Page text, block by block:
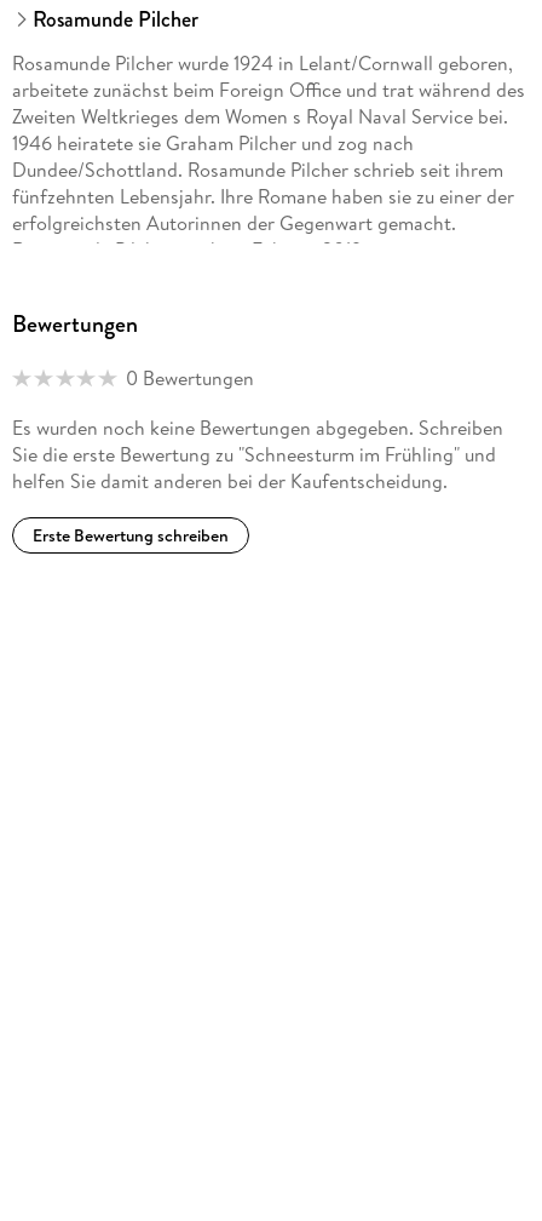
Rosamunde Pilcher
Rosamunde Pilcher wurde 1924 in Lelant/Cornwall geboren,
arbeitete zunächst beim Foreign Office und trat während des
Zweiten Weltkrieges dem Women s Royal Naval Service bei.
1946 heiratete sie Graham Pilcher und zog nach
Dundee/Schottland. Rosamunde Pilcher schrieb seit ihrem
fünfzehnten Lebensjahr. Ihre Romane haben sie zu einer der
erfolgreichsten Autorinnen der Gegenwart gemacht.
Rosamunde Pilcher starb im Februar 2019.
Bewertungen
0 Bewertungen
Es wurden noch keine Bewertungen abgegeben. Schreiben
Sie die erste Bewertung zu "Schneesturm im Frühling" und
helfen Sie damit anderen bei der Kaufentscheidung.
Erste Bewertung schreiben